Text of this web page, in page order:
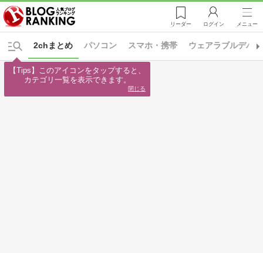
リーダー ログイン メニュー
パソコン スマホ・携帯 ウェアラブルデバ
2chまとめ
【Tips】このアイコンをタップすると、
カテゴリ一覧を表示できます。
閉じる